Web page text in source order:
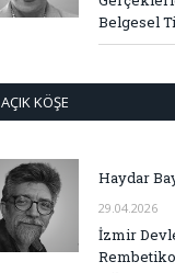
Belgesel
AÇIK KÖŞE
Haydar
29.04.2026
İzmir